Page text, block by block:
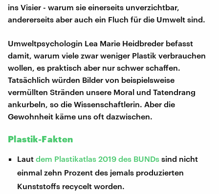
ins Visier - warum sie einerseits unverzichtbar,
andererseits aber auch ein Fluch für die Umwelt sind.
Umweltpsychologin Lea Marie Heidbreder befasst
damit, warum viele zwar weniger Plastik verbrauchen
wollen, es praktisch aber nur schwer schaffen.
Tatsächlich würden Bilder von beispielsweise
vermüllten Stränden unsere Moral und Tatendrang
ankurbeln, so die Wissenschaftlerin. Aber die
Gewohnheit käme uns oft dazwischen.
Plastik-Fakten
Lautdem Plastikatlas 2019 des BUNDs sind nicht
einmal zehn Prozent des jemals produzierten
Kunststoffs recycelt worden.